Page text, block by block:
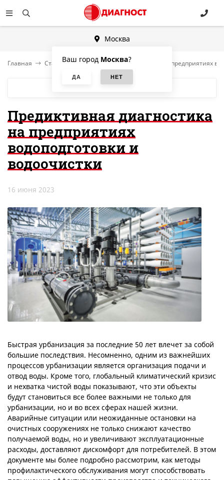
Москва
Ваш город Москва?
Главная Статьи Предиктивная диагностика на предприятиях
Предиктивная диагностика
на предприятиях
водоподготовки и
водоочистки
16 июня 2023
Быстрая урбанизация за последние 50 лет влечет за собой
большие последствия. Несомненно, одним из важнейших
процессов урбанизации является организация подачи и
отвод воды. Кроме того, глобальный климатический кризис
и нехватка чистой воды показывают, что эти объекты
будут становиться все более важными не только для
урбанизации, но и во всех сферах нашей жизни.
Аварийные ситуации или неожиданные остановки на
очистных сооружениях не только снижают качество
получаемой воды, но и увеличивают эксплуатационные
расходы, доставляют дискомфорт для потребителей. В этом
документе мы более подробно рассмотрим, как методы
профилактического обслуживания могут способствовать